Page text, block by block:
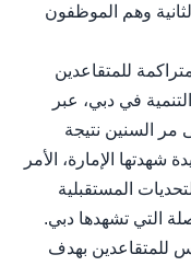
وهم الموظفون
للمتقاعدين
في دبي، عبر
مر السنين نتيجة
الإمارة، الأمر
المستقبلية
التي تشهدها دبي.
للمتقاعدين بهدف